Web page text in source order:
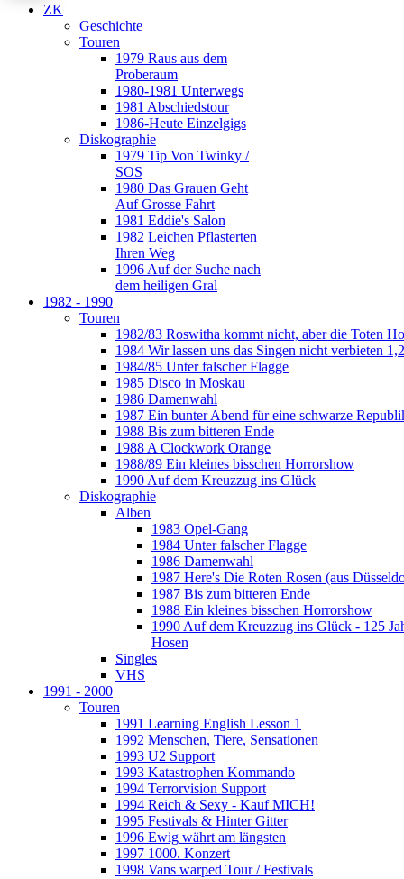
ZK
Geschichte
Touren
1979 Raus aus dem
Proberaum
1980-1981 Unterwegs
1981 Abschiedstour
1986-Heute Einzelgigs
Diskographie
1979 Tip Von Twinky /
SOS
1980 Das Grauen Geht
Auf Grosse Fahrt
1981 Eddie's Salon
1982 Leichen Pflasterten
Ihren Weg
1996 Auf der Suche nach
dem heiligen Gral
1982 - 1990
Touren
1982/83 Roswitha kommt nicht, aber die Toten
1984 Wir lassen uns das Singen nicht verbieten
1984/85 Unter falscher Flagge
1985 Disco in Moskau
1986 Damenwahl
1987 Ein bunter Abend für eine schwarze
1988 Bis zum bitteren Ende
1988 A Clockwork Orange
1988/89 Ein kleines bisschen Horrorshow
1990 Auf dem Kreuzzug ins Glück
Diskographie
Alben
1983 Opel-Gang
1984 Unter falscher Flagge
1986 Damenwahl
1987 Here's Die Roten Rosen (aus
1987 Bis zum bitteren Ende
1988 Ein kleines bisschen Horrorshow
1990 Auf dem Kreuzzug ins Glück - 125
Hosen
Singles
VHS
1991 - 2000
Touren
1991 Learning English Lesson 1
1992 Menschen, Tiere, Sensationen
1993 U2 Support
1993 Katastrophen Kommando
1994 Terrorvision Support
1994 Reich & Sexy - Kauf MICH!
1995 Festivals & Hinter Gitter
1996 Ewig währt am längsten
1997 1000. Konzert
1998 Vans warped Tour / Festivals